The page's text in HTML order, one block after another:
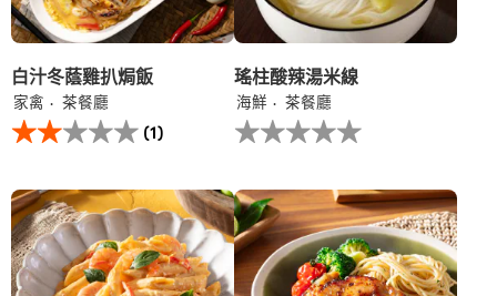
白汁冬蔭雞扒焗飯
家禽
茶餐廳
此
白
蔭
雞
扒
焗
飯
(1)
瑤柱酸辣湯米線
海鮮
茶餐廳
没
有
个
recipe
提
交
评